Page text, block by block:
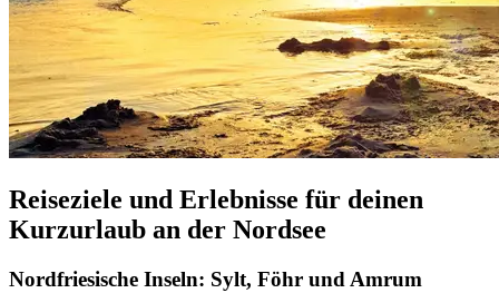
Reiseziele und Erlebnisse für deinen
Kurzurlaub an der Nordsee
Nordfriesische Inseln: Sylt, Föhr und Amrum